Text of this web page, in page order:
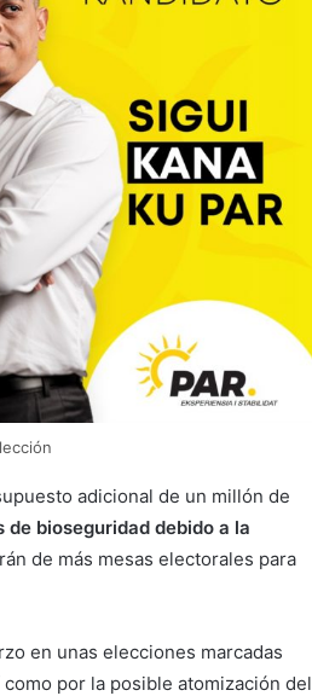
adicional de un millón de
de bioseguridad debido a la
de más mesas electorales para
en unas elecciones marcadas
por la posible atomización del